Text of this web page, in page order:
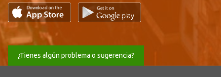
¿Tienes algún problema o sugerencia?